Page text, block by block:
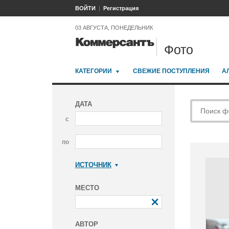
ВОЙТИ Регистрация
03 АВГУСТА, ПОНЕДЕЛЬНИК
Фото
КАТЕГОРИИ СВЕЖИЕ ПОСТУПЛЕНИЯ
ДАТА
с
по
ИСТОЧНИК
МЕСТО
АВТОР